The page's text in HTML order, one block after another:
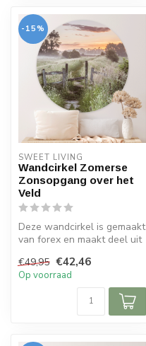
-15%
SWEET LIVING
Wandcirkel Zomerse
Zonsopgang over het
Veld
Deze wandcirkel is gemaakt
van forex en maakt deel uit
€49,95 €42,46
Op voorraad